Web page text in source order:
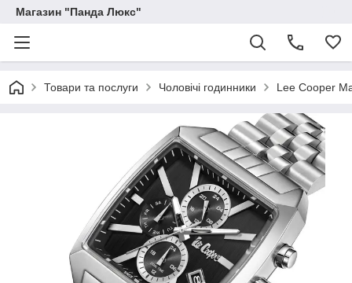
Магазин "Панда Люкс"
Товари та послуги Чоловічі годинники Lee Cooper